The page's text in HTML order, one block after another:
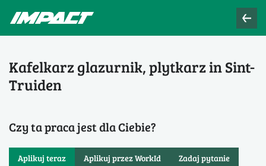
Kafelkarz glazurnik, plytkarz in Sint-
Truiden
Czy ta praca jest dla Ciebie?
Aplikuj teraz Aplikuj przez WorkId Zadaj pytanie